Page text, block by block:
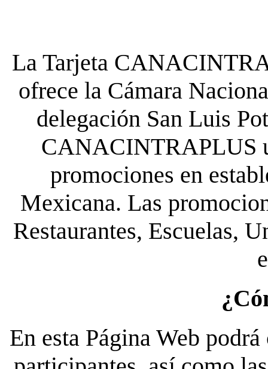
La Tarjeta
ofrece la Cámara
delegación San Luis
CANACINTRAPLUS
promociones en
Mexicana. Las
Restaurantes, Escuelas,
En esta Página Web